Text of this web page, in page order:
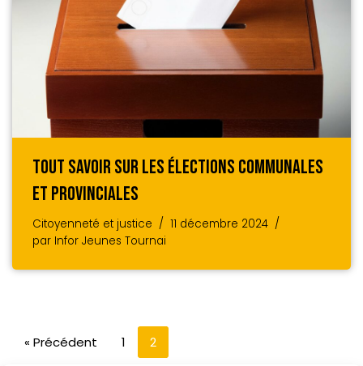
Tout Savoir Sur Les Élections Communales
Et Provinciales
Citoyenneté et justice
11 décembre 2024
par Infor Jeunes Tournai
« Précédent 1 2